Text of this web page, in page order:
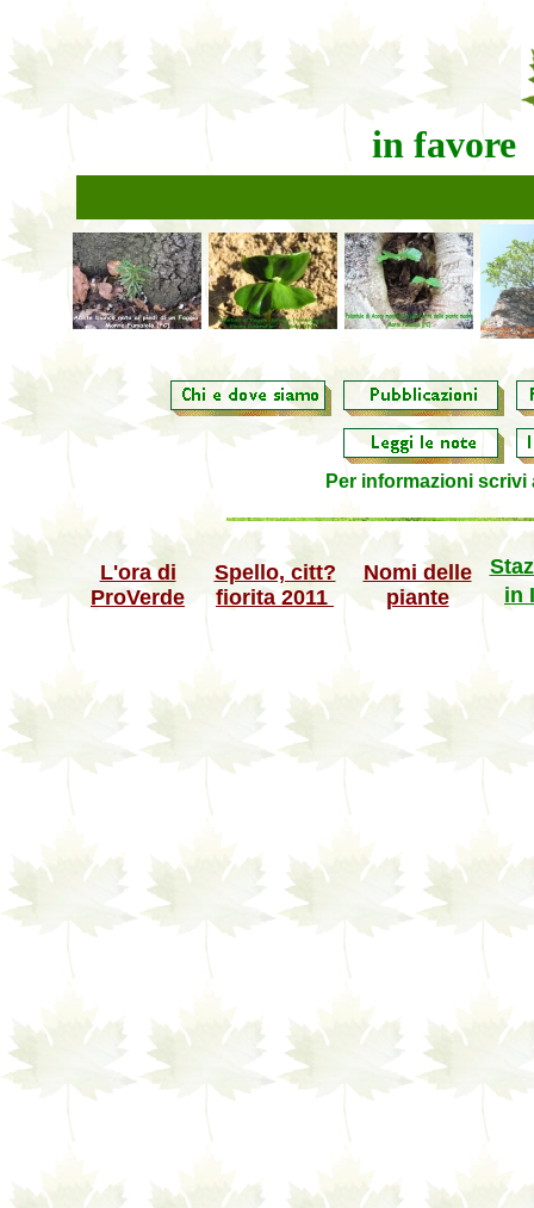
in favore
Per informazioni scrivi
L'ora di
ProVerde
Spello, citt?
fiorita 2011
Nomi delle
piante
in